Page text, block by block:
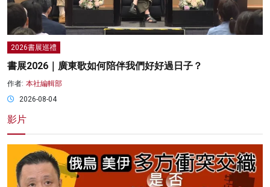
2026書展巡禮
書展2026｜廣東歌如何陪伴我們好好過日子？
作者: 本社編輯部
2026-08-04
影片